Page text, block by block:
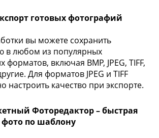
готовых фотографий
вы можете сохранить
в любом из популярных
форматов, включая BMP, JPEG, TIFF,
Для форматов JPEG и TIFF
настроить качество при экспорте.
Фоторедактор – быстрая
фото по шаблону